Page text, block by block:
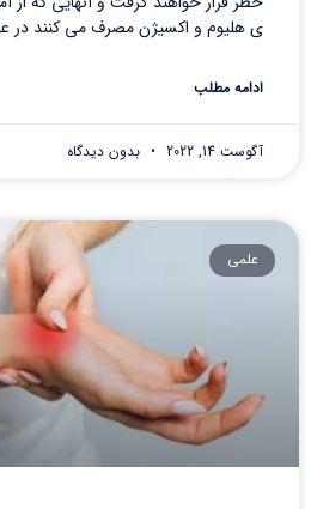
ی هلیوم و اکسیژن مصرف می کنند در
ادامه مطلب
آگوست 14, 2022 بدون دیدگاه
علمی